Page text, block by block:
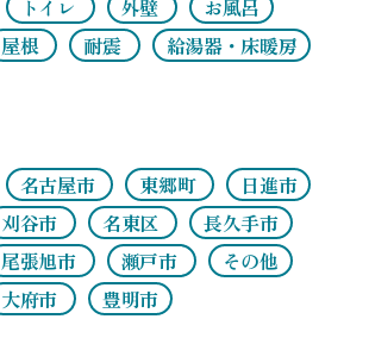
トイレ 外壁
お風呂
屋根 耐震 給湯器・床暖房
名古屋市 東郷町
日進市
刈谷市 名東区
長久手市
尾張旭市 瀬戸市
その他
大府市 豊明市